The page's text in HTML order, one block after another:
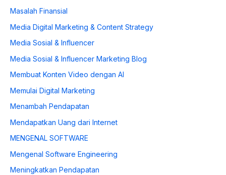
Masalah Finansial
Media Digital Marketing & Content Strategy
Media Sosial & Influencer
Media Sosial & Influencer Marketing Blog
Membuat Konten Video dengan AI
Memulai Digital Marketing
Menambah Pendapatan
Mendapatkan Uang dari Internet
MENGENAL SOFTWARE
Mengenal Software Engineering
Meningkatkan Pendapatan